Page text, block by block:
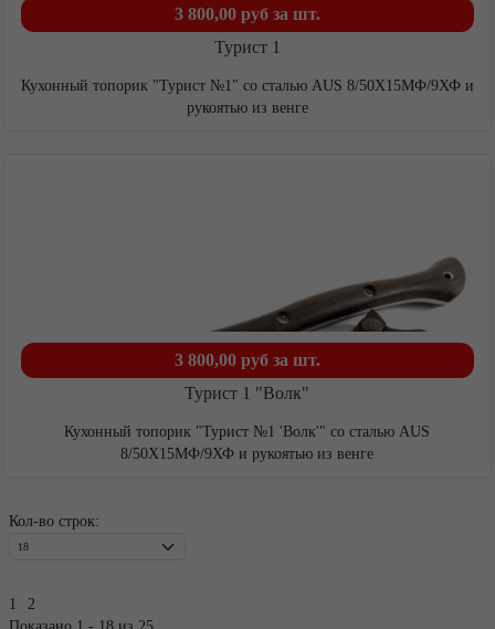
3 800,00 руб за шт.
Турист 1
Кухонный топорик "Турист №1" со сталью AUS 8/50Х15МФ/9ХФ и
рукоятью из венге
3 800,00 руб за шт.
Турист 1 "Волк"
Кухонный топорик "Турист №1 'Волк'" со сталью AUS
8/50Х15МФ/9ХФ и рукоятью из венге
Кол-во строк:
1
2
Показано 1 - 18 из 25